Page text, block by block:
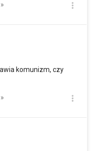
komunizm, czy